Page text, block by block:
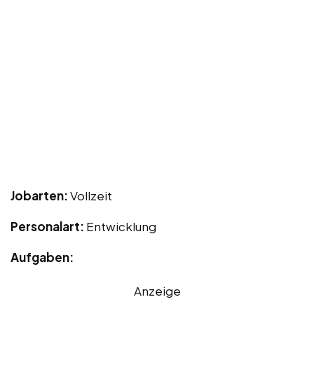
Jobarten:Vollzeit
Personalart: Entwicklung
Aufgaben:
Anzeige